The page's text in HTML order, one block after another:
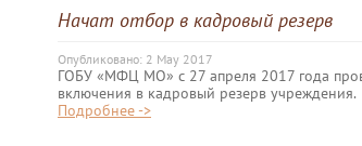
Начат отбор в кадровый резерв
Опубликовано: 2 May 2017
ГОБУ «МФЦ МО» с 27 апреля 2017 года
включения в кадровый резерв учреждения.
Подробнее ->